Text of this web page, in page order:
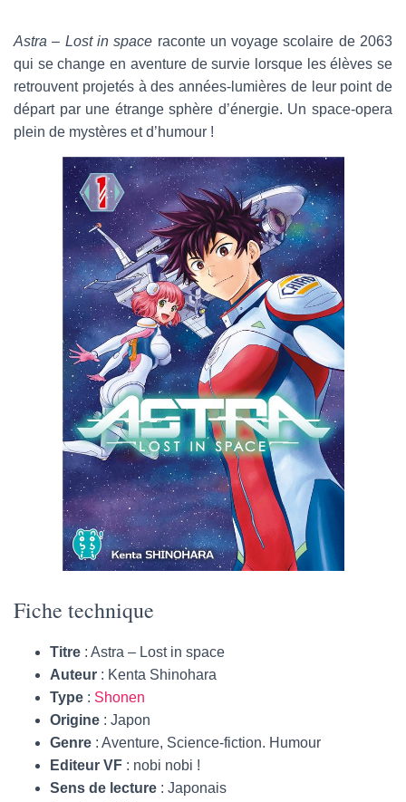
a
i
Astra – Lost in space raconte un voyage scolaire de 2063
qui se change en aventure de survie lorsque les élèves se
retrouvent projetés à des années-lumières de leur point de
départ par une étrange sphère d’énergie. Un space-opera
plein de mystères et d’humour !
Fiche technique
Titre : Astra – Lost in space
Auteur : Kenta Shinohara
Type : Shonen
Origine : Japon
Genre : Aventure, Science-fiction. Humour
Editeur VF : nobi nobi !
Sens de lecture : Japonais